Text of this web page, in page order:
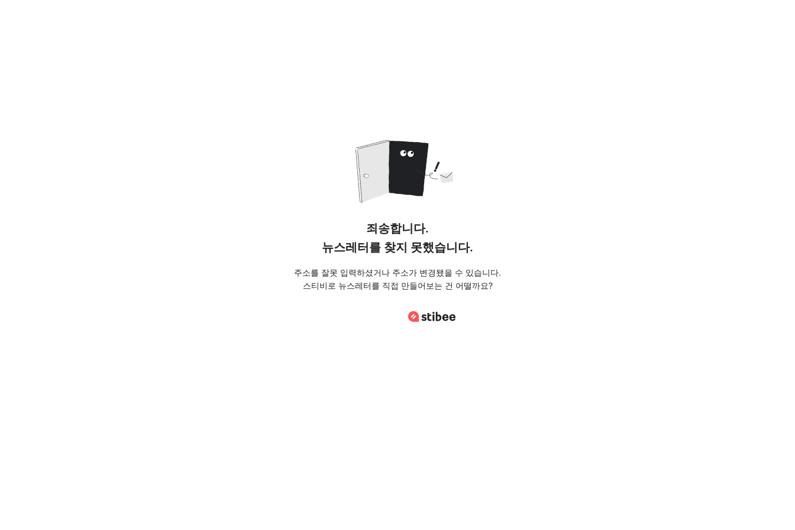
죄송합니다.
뉴스레터를 찾지 못했습니다.
주소를 잘못 입력하셨거나 주소가 변경됐을 수 있습니다.
스티비로 뉴스레터를 직접 만들어보는 건 어떨까요?